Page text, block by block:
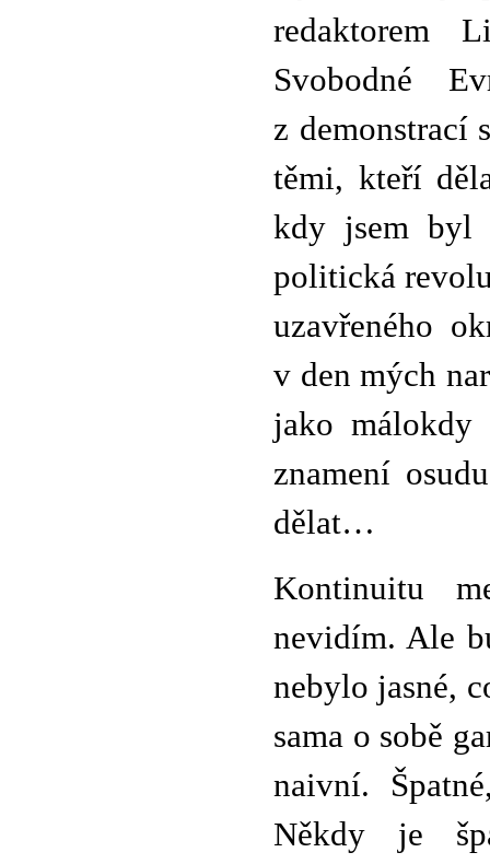
redaktorem
Svobodné
z demonstrací
těmi, kteří
kdy jsem byl
politická
uzavřeného
v den mých
jako
znamení
dělat…
Kontinuitu
nevidím. Ale
nebylo jasné,
sama o sobě
naivní.
Někdy je